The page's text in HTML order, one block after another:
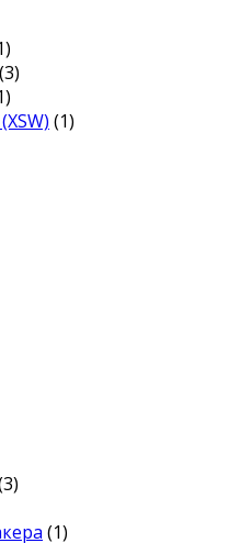
(3)
(1)
(1)